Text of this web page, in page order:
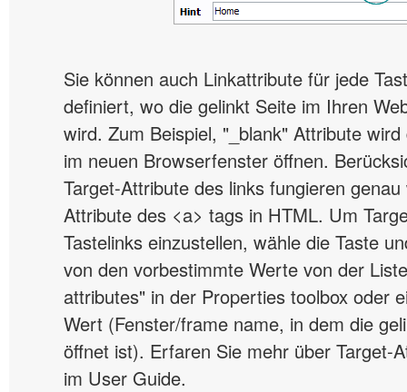
Sie können auch Linkattribute für jede
definiert, wo die gelinkt Seite im Ihren
wird. Zum Beispiel, "_blank" Attribute
im neuen Browserfenster öffnen.
Target-Attribute des links fungieren
Attribute des <a> tags in HTML. Um
Tastelinks einzustellen, wähle die Taste
von den vorbestimmte Werte von der
attributes" in der Properties toolbox oder
Wert (Fenster/frame name, in dem die
öffnet ist). Erfaren Sie mehr über Target-
im User Guide.